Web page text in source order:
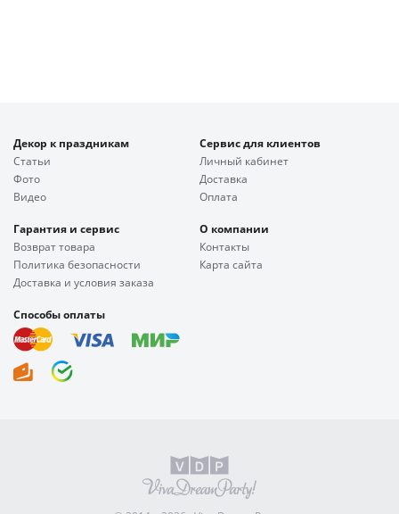
Декор к праздникам
Статьи
Фото
Видео
Сервис для клиентов
Личный кабинет
Доставка
Оплата
Гарантия и сервис
Возврат товара
Политика безопасности
Доставка и условия заказа
О компании
Контакты
Карта сайта
Способы оплаты